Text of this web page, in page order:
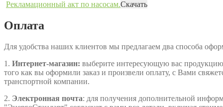
Рекламационный акт по насосам.Скачать
Оплата
Для удобства наших клиентов мы предлагаем два способа
1. Интернет-магазин: выберите интересующую вас продукцию,
того как вы оформили заказ и произвели оплату, с Вами
транспортной компании.
2. Электронная почта: для получения дополнительной